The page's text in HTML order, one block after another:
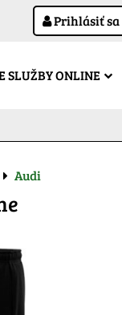
Prihlásiť sa
SLUŽBY ONLINE
Audi